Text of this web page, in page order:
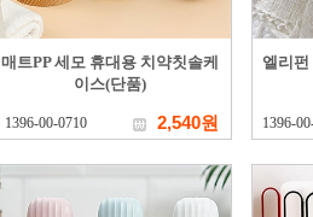
매트PP 세모 휴대용 치약칫솔케
이스(단품)
1396-00-0710 2,540원
엘리
1396-